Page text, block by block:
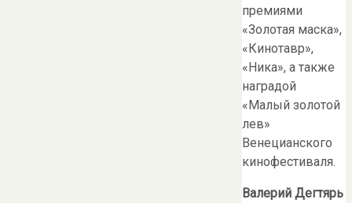
премиями
«Золотая маска»,
«Кинотавр»,
«Ника», а также
наградой
«Малый золотой
лев»
Венецианского
кинофестиваля.
Валерий Дегтярь